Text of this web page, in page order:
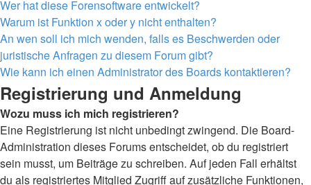
Wer hat diese Forensoftware entwickelt?
Warum ist Funktion x oder y nicht enthalten?
An wen soll ich mich wenden, falls es Beschwerden oder
juristische Anfragen zu diesem Forum gibt?
Wie kann ich einen Administrator des Boards kontaktieren?
Registrierung und Anmeldung
Wozu muss ich mich registrieren?
Eine Registrierung ist nicht unbedingt zwingend. Die Board-
Administration dieses Forums entscheidet, ob du registriert
sein musst, um Beiträge zu schreiben. Auf jeden Fall erhältst
du als registriertes Mitglied Zugriff auf zusätzliche Funktionen,